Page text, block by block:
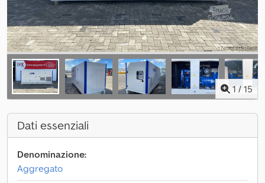
1 / 15
Dati essenziali
Denominazione:
Aggregato